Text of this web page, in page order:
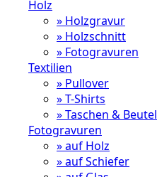
Holz
» Holzgravur
» Holzschnitt
» Fotogravuren
Textilien
» Pullover
» T-Shirts
» Taschen & Beutel
Fotogravuren
» auf Holz
» auf Schiefer